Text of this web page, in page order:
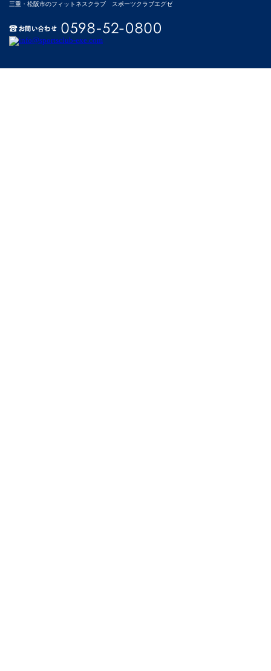
三重・松阪市のフィットネスクラブ スポーツクラブエグゼ